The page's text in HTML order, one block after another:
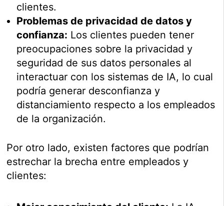
clientes.
Problemas de privacidad de datos y
confianza: Los clientes pueden tener
preocupaciones sobre la privacidad y
seguridad de sus datos personales al
interactuar con los sistemas de IA, lo cual
podría generar desconfianza y
distanciamiento respecto a los empleados
de la organización.
Por otro lado, existen factores que podrían
estrechar la brecha entre empleados y
clientes: